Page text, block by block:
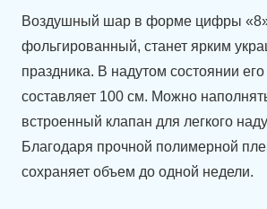
см.
Воздушный шар в форме цифры
фольгированный, станет ярким
праздника. В надутом состоянии
составляет 100 см. Можно
встроенный клапан для легкого
Благодаря прочной полимерной
сохраняет объем до одной недели.